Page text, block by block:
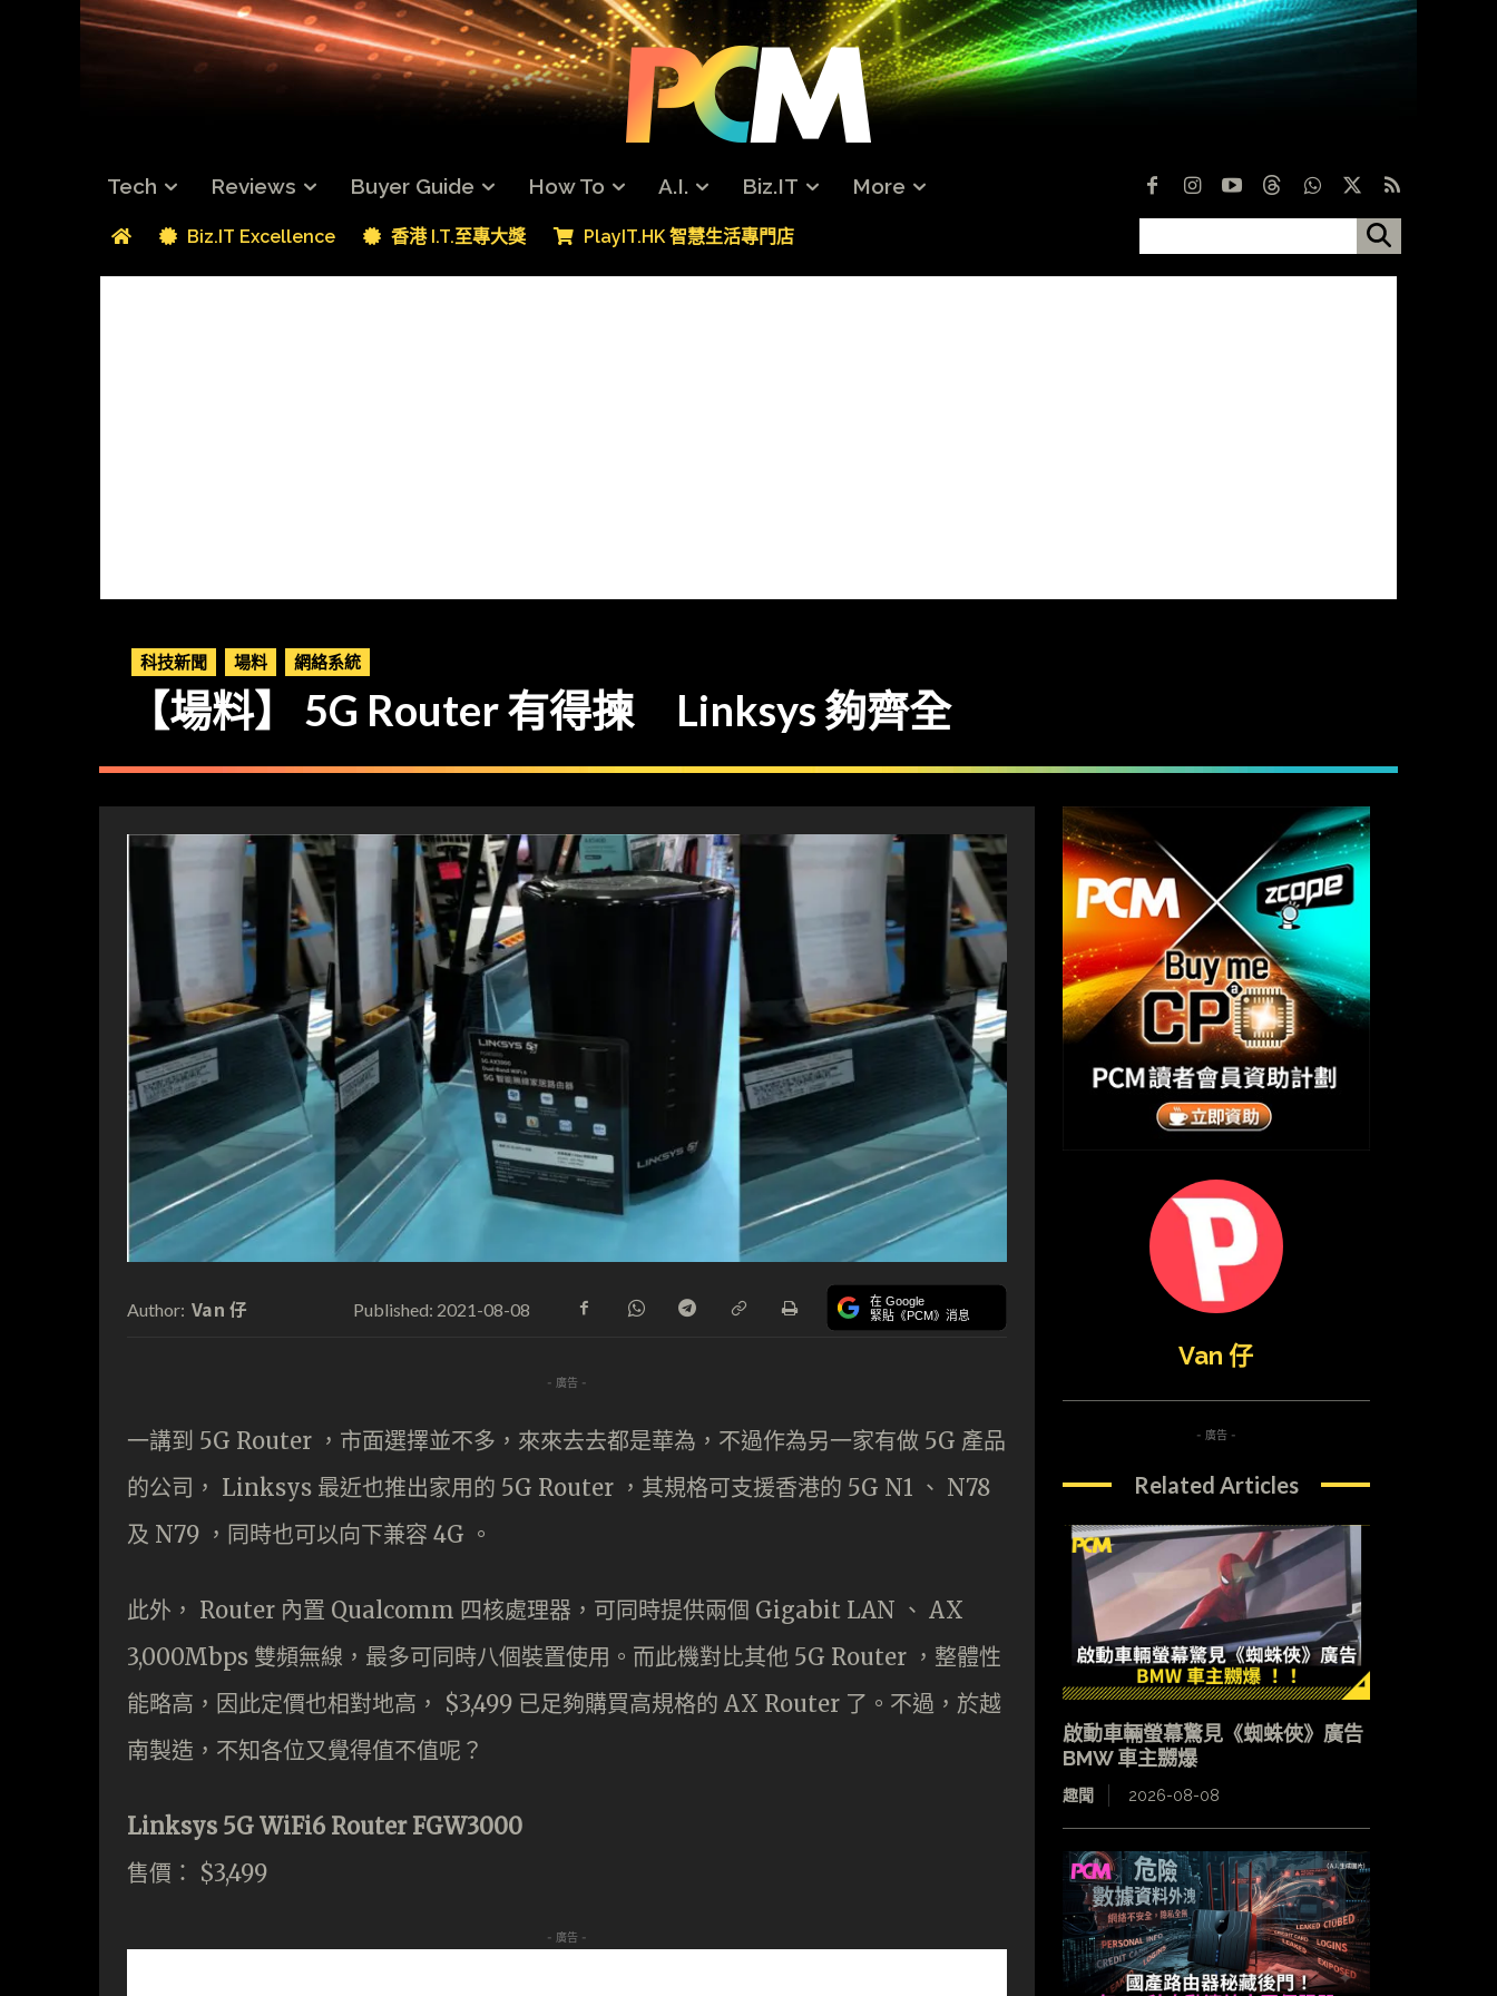
Tech Reviews Buyer Guide How To A.I. Biz.IT More
Biz.IT Excellence 香港 I.T.至專大獎 PlayIT.HK 智慧生活專門店
科技新聞 場料 網絡系統
【場料】 5G Router 有得揀 Linksys 夠齊全
Author: Van 仔 Published: 2021-08-08 在 Google
緊貼《PCM》消息
- 廣告 -
一講到 5G Router ，市面選擇並不多，來來去去都是華為，不過作為另一家有做 5G 產品
的公司， Linksys 最近也推出家用的 5G Router ，其規格可支援香港的 5G N1 、 N78
及 N79 ，同時也可以向下兼容 4G 。
此外， Router 內置 Qualcomm 四核處理器，可同時提供兩個 Gigabit LAN 、 AX
3,000Mbps 雙頻無線，最多可同時八個裝置使用。而此機對比其他 5G Router ，整體性
能略高，因此定價也相對地高， $3,499 已足夠購買高規格的 AX Router 了。不過，於越
南製造，不知各位又覺得值不值呢？
Linksys 5G WiFi6 Router FGW3000
售價： $3,499
- 廣告 -
Van 仔
- 廣告 -
Related Articles
啟動車輛螢幕驚見《蜘蛛俠》廣告
BMW 車主嬲爆
趣聞 2026-08-08